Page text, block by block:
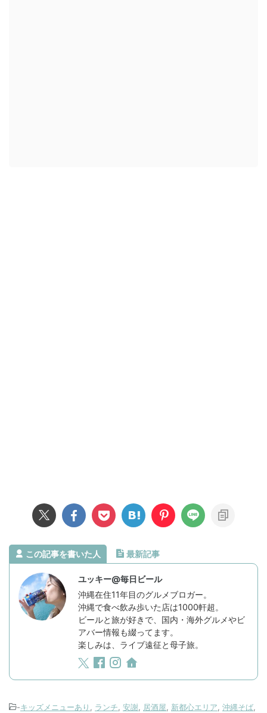
この記事を書いた人 最新記事
ユッキー@毎日ビール
沖縄在住11年目のグルメブロガー。
沖縄で食べ飲み歩いた店は1000軒超。
ビールと旅が好きで、国内・海外グルメやビ
アバー情報も綴ってます。
楽しみは、ライブ遠征と母子旅。
-キッズメニューあり , ランチ, 安謝, 居酒屋, 新都心エリア, 沖縄そば,